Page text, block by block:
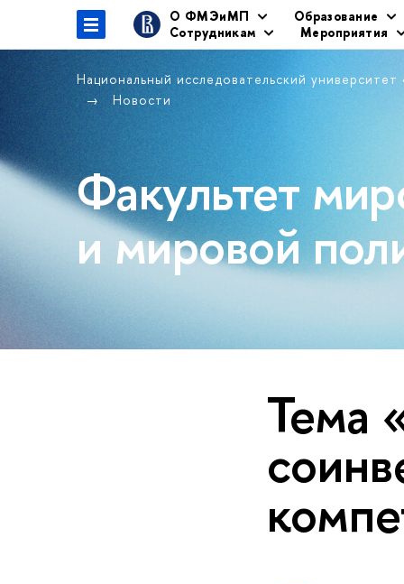
О ФМЭиМП
Образование
Сотрудникам
Мероприятия
Национальный исследовательский
Новости
Факультет
и мировой
Тема